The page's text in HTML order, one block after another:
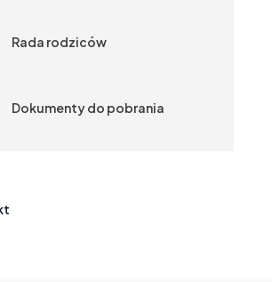
Rada rodziców
Dokumenty do pobrania